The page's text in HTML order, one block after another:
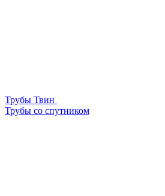
Трубы Твин
Трубы со спутником